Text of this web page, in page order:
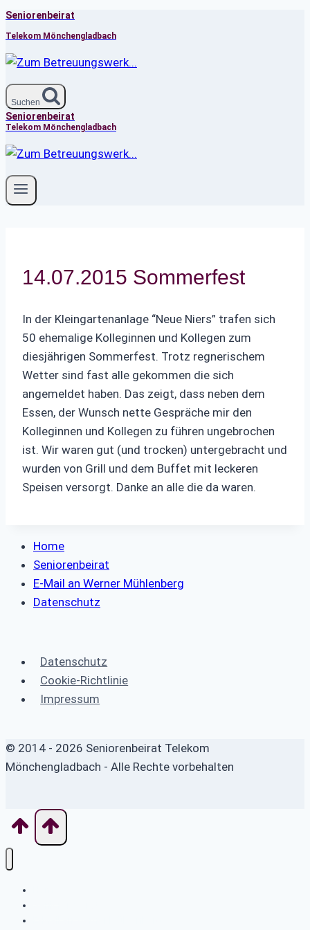
Zum
Inhalt
springen
Seniorenbeirat
Telekom Mönchengladbach
Suchen
Seniorenbeirat
Telekom Mönchengladbach
14.07.2015 Sommerfest
In der Kleingartenanlage “Neue Niers” trafen sich
50 ehemalige Kolleginnen und Kollegen zum
diesjährigen Sommerfest. Trotz regnerischem
Wetter sind fast alle gekommen die sich
angemeldet haben. Das zeigt, dass neben dem
Essen, der Wunsch nette Gespräche mir den
Kolleginnen und Kollegen zu führen ungebrochen
ist. Wir waren gut (und trocken) untergebracht und
wurden von Grill und dem Buffet mit leckeren
Speisen versorgt. Danke an alle die da waren.
Home
Seniorenbeirat
E-Mail an Werner Mühlenberg
Datenschutz
Datenschutz
Cookie-Richtlinie
Impressum
© 2014 - 2026 Seniorenbeirat Telekom
Mönchengladbach - Alle Rechte vorbehalten